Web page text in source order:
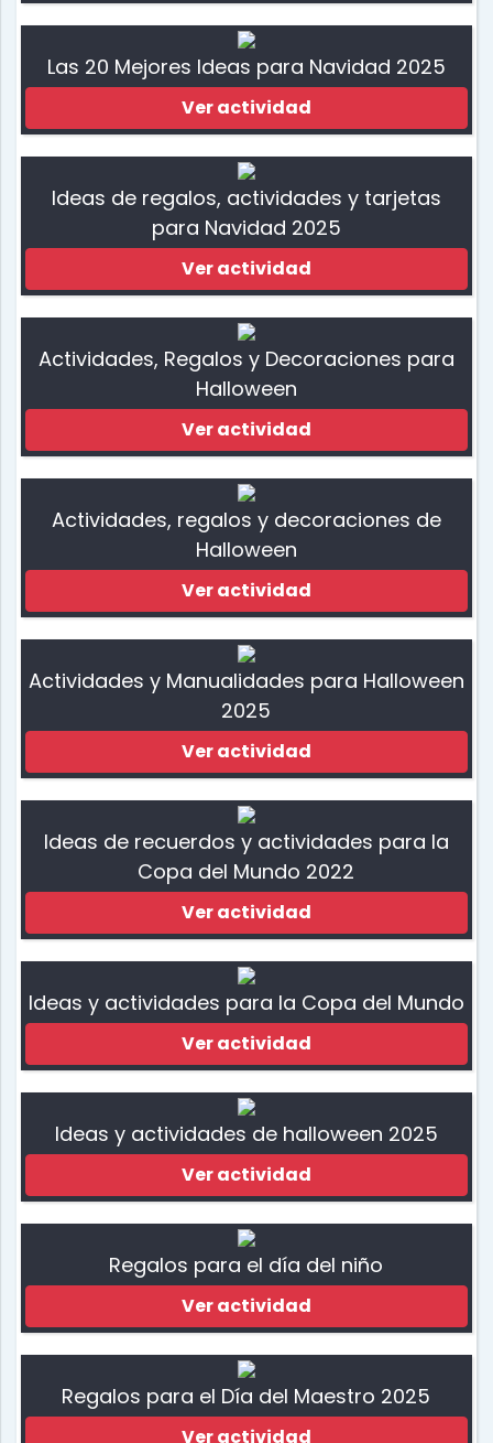
Las 20 Mejores Ideas para Navidad 2025
Ver actividad
Ideas de regalos, actividades y tarjetas
para Navidad 2025
Ver actividad
Actividades, Regalos y Decoraciones para
Halloween
Ver actividad
Actividades, regalos y decoraciones de
Halloween
Ver actividad
Actividades y Manualidades para Halloween
2025
Ver actividad
Ideas de recuerdos y actividades para la
Copa del Mundo 2022
Ver actividad
Ideas y actividades para la Copa del Mundo
Ver actividad
Ideas y actividades de halloween 2025
Ver actividad
Regalos para el día del niño
Ver actividad
Regalos para el Día del Maestro 2025
Ver actividad